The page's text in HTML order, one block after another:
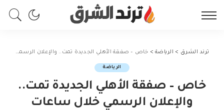
ترند الشرق > الرياضة> خاص – صفقة الأهلي الجديدة تمت.. والإعلان الرسمي خلال ساعات
الرياضة
خاص – صفقة الأهلي الجديدة تمت..
والإعلان الرسمي خلال ساعات